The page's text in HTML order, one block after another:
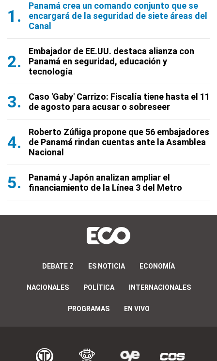
Panamá crea un comando conjunto que se
encargará de la seguridad de siete áreas del
Canal
Embajador de EE.UU. destaca alianza con
Panamá en seguridad, educación y
tecnología
Caso 'Gaby' Carrizo: Fiscalía tiene hasta el 11
de agosto para acusar o sobreseer
Roberto Zúñiga propone que 56 embajadores
de Panamá rindan cuentas ante la Asamblea
Nacional
Panamá y Japón analizan ampliar el
financiamiento de la Línea 3 del Metro
DEBATE Z ES NOTICIA ECONOMÍA
NACIONALES POLÍTICA INTERNACIONALES
PROGRAMAS EN VIVO